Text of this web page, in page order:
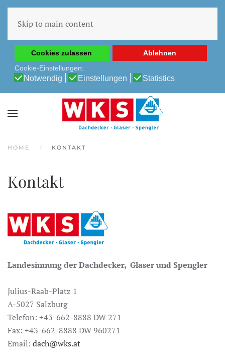
Erfahrung auf unserer Website zu ermöglichen.
Cookie-Richtlinie
Datenschutz-Bestimmungen
Cookies zulassen
Ablehnen
Cookie-Einstellungen:
Notwendig Einstellungen Statistics
Skip to main content
HOME KONTAKT
Kontakt
Landesinnung der Dachdecker, Glaser und Spengler
Julius-Raab-Platz 1
A-5027 Salzburg
Telefon: +43-662-8888 DW 271
Fax: +43-662-8888 DW 960271
Email: dach@wks.at